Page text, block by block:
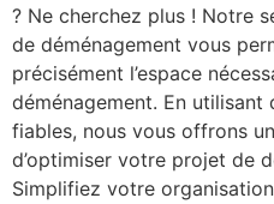
? Ne cherchez plus ! Notre
de déménagement vous
précisément l’espace
déménagement. En utilisant
fiables, nous vous offrons
d’optimiser votre projet de
Simplifiez votre